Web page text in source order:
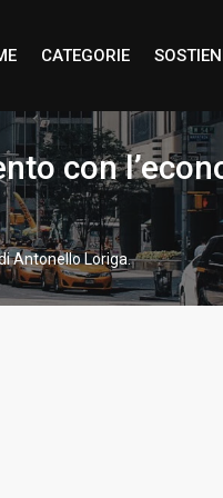
CATEGORIE
con
Antonello Loriga.